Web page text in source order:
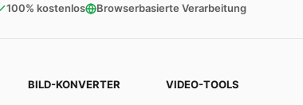
100% kostenlos Browserbasierte Verarbeitung
BILD-KONVERTER VIDEO-TOOLS